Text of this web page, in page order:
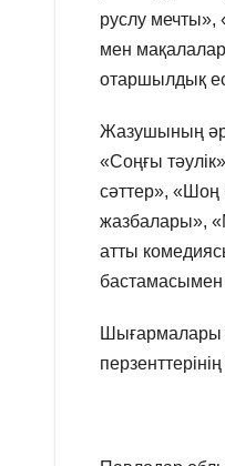
руслу мечты»,
мен
отаршылдық
Жазушының әр
«Соңғы
сәттер», «Шоң
жазбалары»,
атты
бастамасымен
Шығармалары